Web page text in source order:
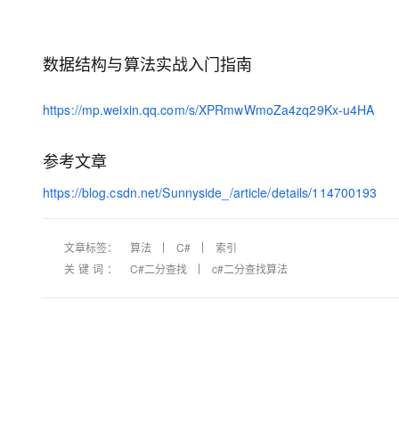
数据结构与算法实战入门指南
https://mp.weixin.qq.com/s/XPRmwWmoZa4zq29Kx-u4HA
参考文章
https://blog.csdn.net/Sunnyside_/article/details/114700193
文章标签： 算法 C#
索引
关键词：
C#二分查找 c#二分查找算法